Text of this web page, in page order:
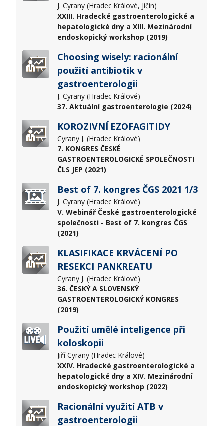
J. Cyrany (Hradec Králové, Jičín)
XXIII. Hradecké gastroenterologické a
hepatologické dny a XIII. Mezinárodní
endoskopický workshop (2019)
Choosing wisely: racionální
použití antibiotik v
gastroenterologii
J. Cyrany (Hradec Králové)
37. Aktuální gastroenterologie (2024)
KOROZIVNÍ EZOFAGITIDY
Cyrany J. (Hradec Králové)
7. KONGRES ČESKÉ
GASTROENTEROLOGICKÉ SPOLEČNOSTI
ČLS JEP (2021)
Best of 7. kongres ČGS 2021 1/3
J. Cyrany (Hradec Králové)
V. Webinář České gastroenterologické
společnosti - Best of 7. kongres ČGS
(2021)
KLASIFIKACE KRVÁCENÍ PO
RESEKCI PANKREATU
Cyrany J. (Hradec Králové)
36. ČESKÝ A SLOVENSKÝ
GASTROENTEROLOGICKÝ KONGRES
(2019)
Použití umělé inteligence při
koloskopii
Jiří Cyrany (Hradec Králové)
XXIV. Hradecké gastroenterologické a
hepatologické dny a XIV. Mezinárodní
endoskopický workshop (2022)
Racionální využití ATB v
gastroenterologii